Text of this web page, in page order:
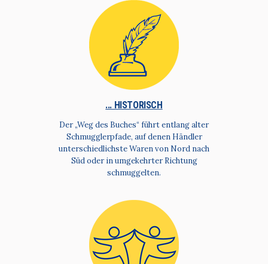
... HISTORISCH
Der „Weg des Buches“ führt entlang alter
Schmugglerpfade, auf denen Händler
unterschiedlichste Waren von Nord nach
Süd oder in umgekehrter Richtung
schmuggelten.